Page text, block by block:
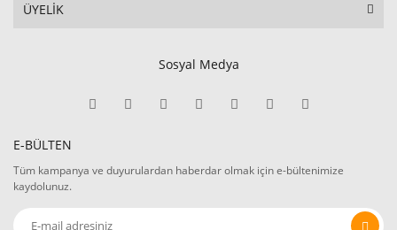
ÜYELİK
Sosyal Medya
E-BÜLTEN
Tüm kampanya ve duyurulardan haberdar olmak için e-bültenimize
kaydolunuz.